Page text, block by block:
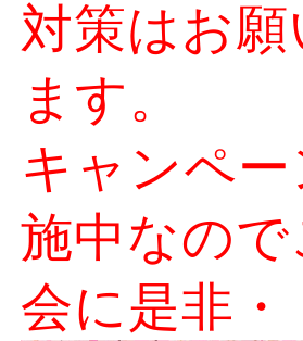
対策はお願
ます。
キャンペ
施中なの
会に是非・